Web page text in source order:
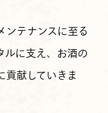
ンテナンスに至る
ルに支え、お酒の
献していきま